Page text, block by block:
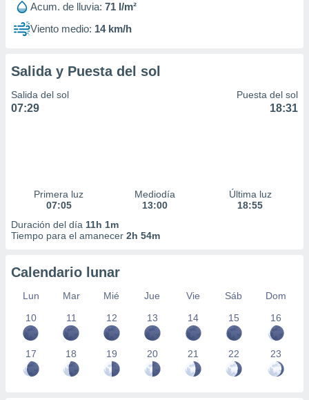
1199
Acum. de lluvia: 71 l/m²
Viento medio: 14 km/h
Salida y Puesta del sol
Salida del sol
07:29
Puesta del sol
18:31
Primera luz
07:05
Mediodía
13:00
Última luz
18:55
Duración del día 11h 1m
Tiempo para el amanecer 2h 54m
Calendario lunar
Lun Mar Mié Jue Vie Sáb
Dom
10
11 12 13 14 15 16
17 18 19 20 21 22 23